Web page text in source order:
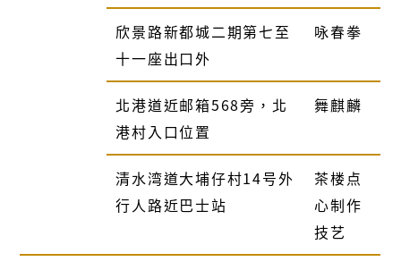
欣景路新都城二期第七至
十一座出口外
咏春拳
北港道近邮箱568旁，北
港村入口位置
舞麒麟
清水湾道大埔仔村14号外
行人路近巴士站
茶楼点
心制作
技艺